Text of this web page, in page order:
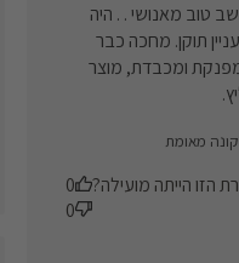
טוב מאנושי . . היה
תוקן. מחכה כבר
ומכבדת, מוצר
קונה מאומת
הזו הייתה מועילה?
0
0